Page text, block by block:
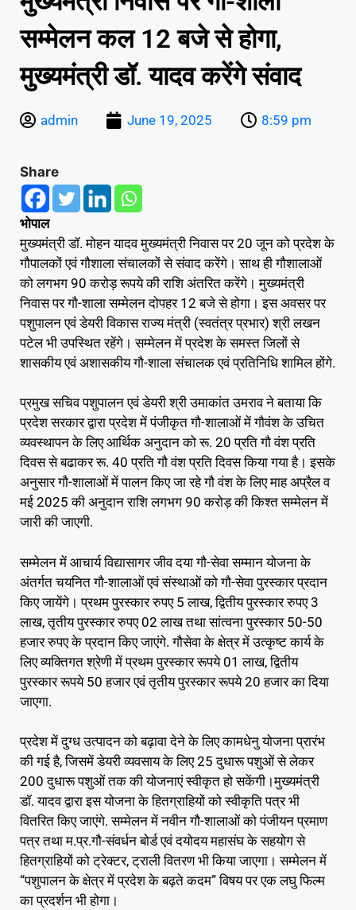
सम्मेलन कल 12 बजे से होगा,
मुख्यमंत्री डॉ. यादव करेंगे संवाद
admin June 19, 2025 8:59 pm
Share
भोपाल
मुख्यमंत्री डॉ. मोहन यादव मुख्यमंत्री निवास पर 20 जून को प्रदेश के
गौपालकों एवं गौशाला संचालकों से संवाद करेंगे। साथ ही गौशालाओं
को लगभग 90 करोड़ रूपये की राशि अंतरित करेंगे। मुख्यमंत्री
निवास पर गौ-शाला सम्मेलन दोपहर 12 बजे से होगा। इस अवसर पर
पशुपालन एवं डेयरी विकास राज्य मंत्री (स्वतंत्र प्रभार) श्री लखन
पटेल भी उपस्थित रहेंगे। सम्मेलन में प्रदेश के समस्त जिलों से
शासकीय एवं अशासकीय गौ-शाला संचालक एवं प्रतिनिधि शामिल होंगे.
प्रमुख सचिव पशुपालन एवं डेयरी श्री उमाकांत उमराव ने बताया कि
प्रदेश सरकार द्वारा प्रदेश में पंजीकृत गौ-शालाओं में गौवंश के उचित
व्यवस्थापन के लिए आर्थिक अनुदान को रू. 20 प्रति गौ वंश प्रति
दिवस से बढाकर रू. 40 प्रति गौ वंश प्रति दिवस किया गया है। इसके
अनुसार गौ-शालाओं में पालन किए जा रहे गौ वंश के लिए माह अप्रैल व
मई 2025 की अनुदान राशि लगभग 90 करोड़ की किश्त सम्मेलन में
जारी की जाएगी.
सम्मेलन में आचार्य विद्यासागर जीव दया गौ-सेवा सम्मान योजना के
अंतर्गत चयनित गौ-शालाओं एवं संस्थाओं को गौ-सेवा पुरस्कार प्रदान
किए जायेंगे। प्रथम पुरस्कार रुपए 5 लाख, द्वितीय पुरस्कार रुपए 3
लाख, तृतीय पुरस्कार रुपए 02 लाख तथा सांत्वना पुरस्कार 50-50
हजार रुपए के प्रदान किए जाएंगे. गौसेवा के क्षेत्र में उत्कृष्ट कार्य के
लिए व्यक्तिगत श्रेणी में प्रथम पुरस्कार रूपये 01 लाख, द्वितीय
पुरस्कार रूपये 50 हजार एवं तृतीय पुरस्कार रूपये 20 हजार का दिया
जाएगा.
प्रदेश में दुग्ध उत्पादन को बढ़ावा देने के लिए कामधेनु योजना प्रारंभ
की गई है, जिसमें डेयरी व्यवसाय के लिए 25 दुधारू पशुओं से लेकर
200 दुधारू पशुओं तक की योजनाएं स्वीकृत हो सकेंगी।मुख्यमंत्री
डॉ. यादव द्वारा इस योजना के हितग्राहियों को स्वीकृति पत्र भी
वितरित किए जाएंगे. सम्मेलन में नवीन गौ-शालाओं को पंजीयन प्रमाण
पत्र तथा म.प्र.गौ-संवर्धन बोर्ड एवं दयोदय महासंघ के सहयोग से
हितग्राहियों को ट्रेक्टर, ट्राली वितरण भी किया जाएगा। सम्मेलन में
“पशुपालन के क्षेत्र में प्रदेश के बढ़ते कदम” विषय पर एक लघु फिल्म
का प्रदर्शन भी होगा।